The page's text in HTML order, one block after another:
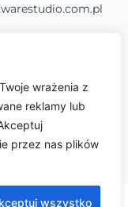
wrażenia z
reklamy lub
przez nas plików
wszystko